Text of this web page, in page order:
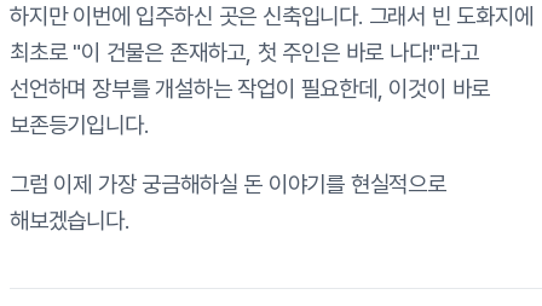
하지만 이번에 입주하신 곳은 신축입니다. 그래서 빈 도화지에
최초로 "이 건물은 존재하고, 첫 주인은 바로 나다!"라고
선언하며 장부를 개설하는 작업이 필요한데, 이것이 바로
보존등기입니다.
그럼 이제 가장 궁금해하실 돈 이야기를 현실적으로
해보겠습니다.